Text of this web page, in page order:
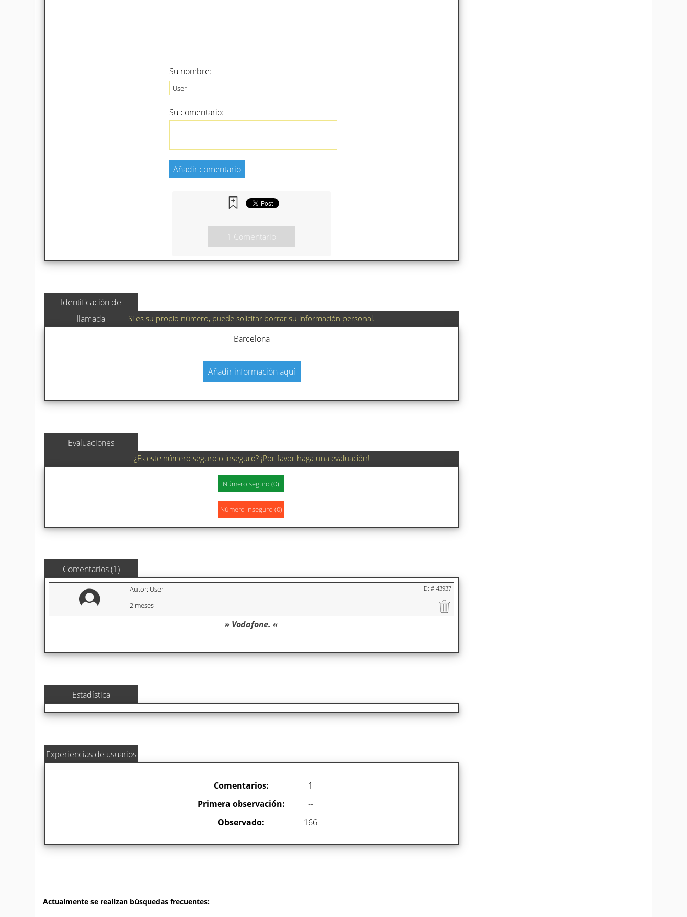
Su nombre:
Su comentario:
1 Comentario
Identificación de
llamada
Si es su propio número, puede solicitar borrar su información personal.
Barcelona
Añadir información aquí
Evaluaciones
¿Es este número seguro o inseguro? ¡Por favor haga una evaluación!
Comentarios (1)
Autor: User
2 meses
ID: # 43937
» Vodafone. «
Estadística
Experiencias de usuarios
Comentarios:
1
Primera observación:
--
Observado:
166
Actualmente se realizan búsquedas frecuentes: